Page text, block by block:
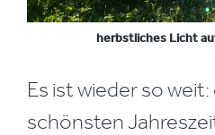
herbstliches Licht
Es ist wieder so
schönsten